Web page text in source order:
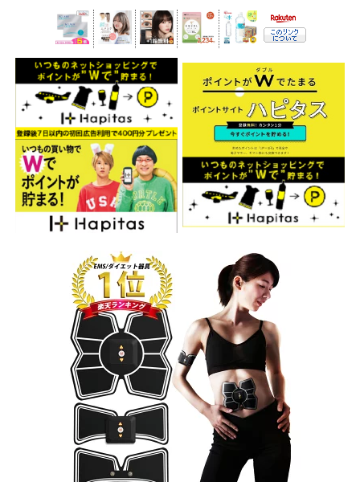
東大王★生放送 あなたは東大王
に勝てる? お家にいながら東大王
とクイズ対決...